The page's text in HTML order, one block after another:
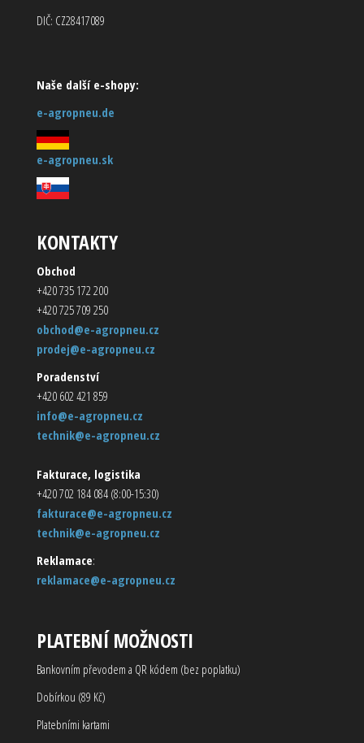
DIČ: CZ28417089
Naše další e-shopy:
e-agropneu.de
e-agropneu.sk
KONTAKTY
Obchod
+420 735 172 200
+420 725 709 250
obchod@e-agropneu.cz
prodej@e-agropneu.cz
Poradenství
+420 602 421 859
info@e-agropneu.cz
technik@e-agropneu.cz
Fakturace, logistika
+420 702 184 084 (8:00-15:30)
fakturace@e-agropneu.cz
technik@e-agropneu.cz
Reklamace:
reklamace@e-agropneu.cz
PLATEBNÍ MOŽNOSTI
Bankovním převodem a QR kódem (bez poplatku)
Dobírkou (89 Kč)
Platebními kartami